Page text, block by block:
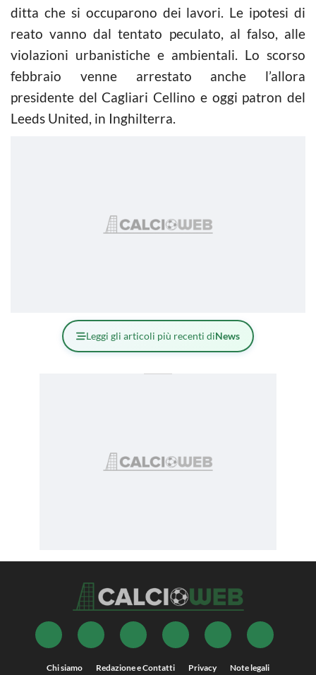
ditta che si occuparono dei lavori. Le ipotesi di
reato vanno dal tentato peculato, al falso, alle
violazioni urbanistiche e ambientali. Lo scorso
febbraio venne arrestato anche l’allora
presidente del CagliariCellino e oggi patron del
Leeds United, in Inghilterra.
Leggi gli articoli più recenti diNews
Chi siamo Redazione e Contatti Privacy Note legali